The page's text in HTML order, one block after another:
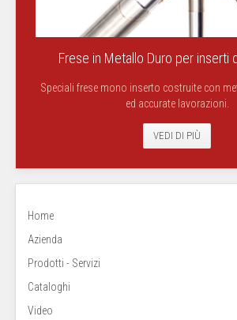
Frese in Metallo Duro per inserti
Speciali frese mono inserto costruite con
ed accurate lavorazioni.
VEDI DI PIÙ
Home
Azienda
Prodotti - Servizi
Cataloghi
Video